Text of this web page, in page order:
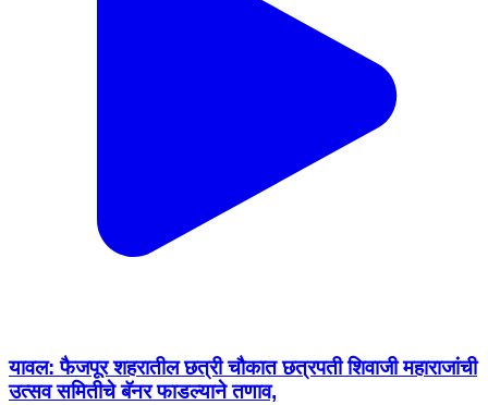
यावल: फैजपूर शहरातील छत्री चौकात छत्रपती शिवाजी महाराजांची
उत्सव समितीचे बॅनर फाडल्याने तणाव,